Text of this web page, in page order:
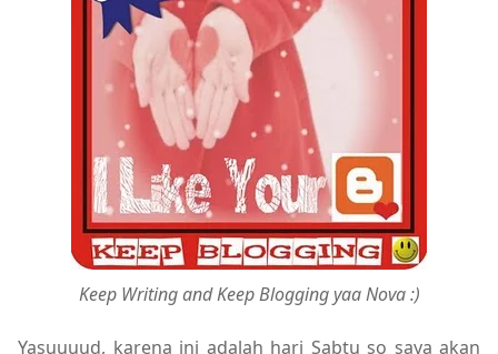
Keep Writing and Keep Blogging yaa Nova :)
Yasuuuud, karena ini adalah hari Sabtu so saya akan